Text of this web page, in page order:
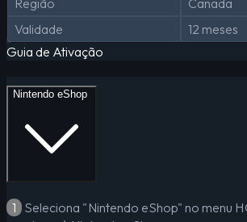
Validade
12 meses
Guia de Ativação
Nintendo eShop
1 Seleciona "Nintendo eShop" no menu